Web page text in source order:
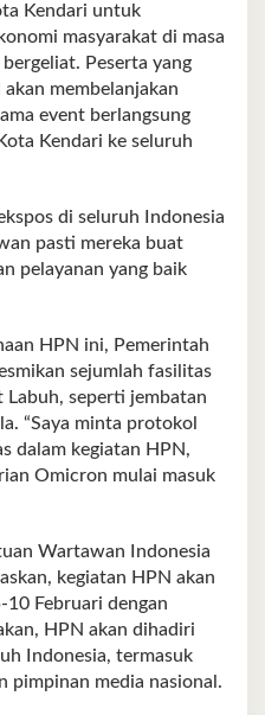
Kendari untuk
masyarakat di masa
Peserta yang
membelanjakan
event berlangsung
Kendari ke seluruh
di seluruh Indonesia
pasti mereka buat
pelayanan yang baik
HPN ini, Pemerintah
sejumlah fasilitas
Labuh, seperti jembatan
“Saya minta protokol
dalam kegiatan HPN,
Omicron mulai masuk
Wartawan Indonesia
kegiatan HPN akan
10 Februari dengan
HPN akan dihadiri
Indonesia, termasuk
pimpinan media nasional.